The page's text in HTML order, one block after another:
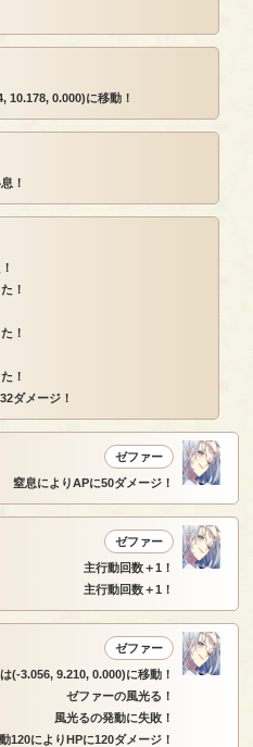
10.178, 0.000)に移動！
！
！
！
！
ダメージ！
ゼファー
窒息によりAPに50ダメージ！
ゼファー
主行動回数＋1！
主行動回数＋1！
ゼファー
(-3.056, 9.210, 0.000)に移動！
ゼファーの風光る！
風光るの発動に失敗！
120によりHPに120ダメージ！